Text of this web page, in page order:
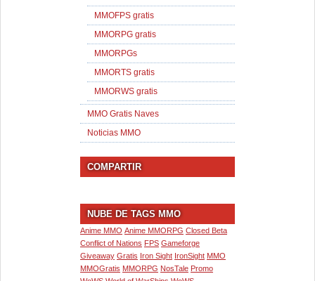
MMOFPS gratis
MMORPG gratis
MMORPGs
MMORTS gratis
MMORWS gratis
MMO Gratis Naves
Noticias MMO
COMPARTIR
NUBE DE TAGS MMO
Anime MMO Anime MMORPG Closed Beta
Conflict of Nations FPS Gameforge
Giveaway Gratis Iron Sight IronSight MMO
MMOGratis MMORPG NosTale Promo